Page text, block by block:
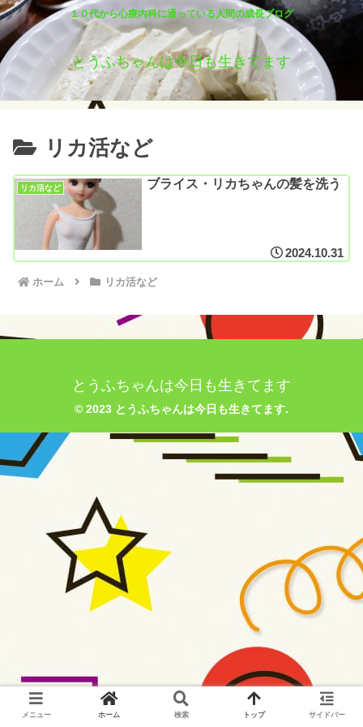
１０代から心療内科に通っている人間の成長ブログ
とうふちゃんは今日も生きてます
リカ活など
リカ活など ブライス・リカちゃんの髪を洗う
2024.10.31
ホーム リカ活など
とうふちゃんは今日も生きてます
© 2023 とうふちゃんは今日も生きてます.
メニュー ホーム 検索 トップ サイドバー